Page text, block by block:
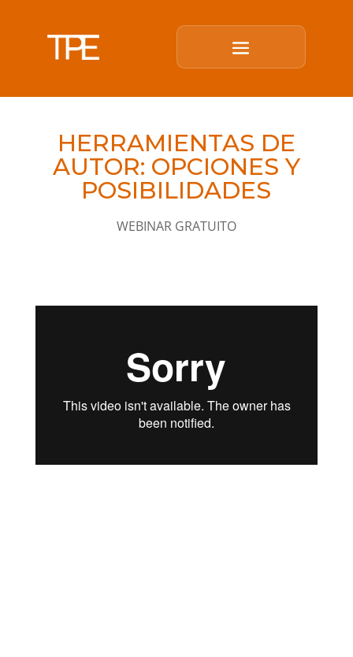
HERRAMIENTAS DE
AUTOR: OPCIONES Y
POSIBILIDADES
WEBINAR GRATUITO